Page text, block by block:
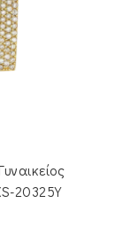
20325Y